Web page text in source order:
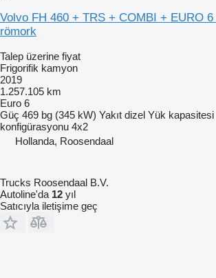
Volvo FH 460 + TRS + COMBI + EURO
römork
Talep üzerine fiyat
Frigorifik kamyon
2019
1.257.105 km
Euro 6
Güç 469 bg (345 kW) Yakıt dizel Yük kapasitesi
konfigürasyonu 4x2
Hollanda, Roosendaal
Trucks Roosendaal B.V.
Autoline'da 12 yıl
Satıcıyla iletişime geç